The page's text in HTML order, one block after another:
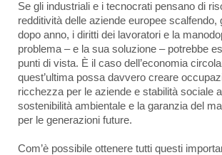
Se gli industriali e i tecnocrati pensano di
redditività delle aziende europee scalfendo,
dopo anno, i diritti dei lavoratori e la
problema – e la sua soluzione – potrebbe
punti di vista. È il caso dell’economia
quest’ultima possa davvero creare
ricchezza per le aziende e stabilità sociale
sostenibilità ambientale e la garanzia del
per le generazioni future.
Com’è possibile ottenere tutti questi